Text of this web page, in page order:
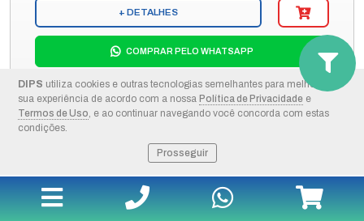
DIPS utiliza cookies e outras tecnologias semelhantes para melhorar a
sua experiência de acordo com a nossa Política de Privacidade e
Termos de Uso, e ao continuar navegando você concorda com estas
condições.
Prosseguir
+ DETALHES
COMPRAR PELO WHATSAPP
ORÇAMENTO POR E-MAIL